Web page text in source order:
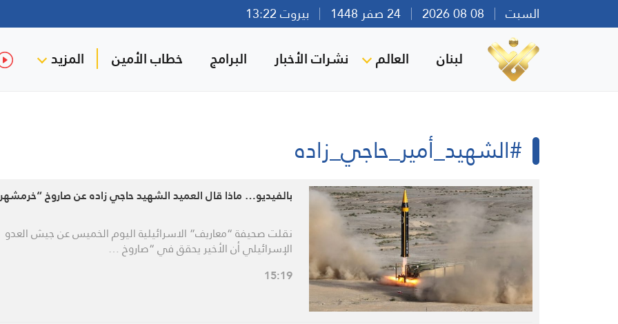
السبت بيروت 13:22
لبنان العالم نشرات الأخبار البرامج خطاب الأمين المزيد
#الشهيد_أمير_حاجي_زاده
بالفيديو… ماذا قال العميد الشهيد حاجي زاده عن صاروخ “خرمشهر
نقلت صحيفة “معاريف” الاسرائيلية اليوم الخميس عن جيش العدو
الإسرائيلي أن الأخير يحقق في “صاروخ …
15:19